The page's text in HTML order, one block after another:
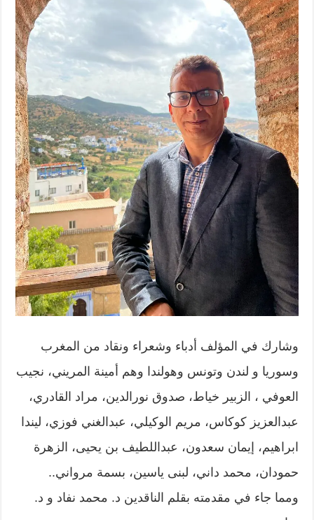
وشارك في المؤلف أدباء وشعراء ونقاد من المغرب
وسوريا و لندن وتونس وهولندا وهم أمينة المريني، نجيب
العوفي ، الزبير خياط، صدوق نورالدين، مراد القادري،
عبدالعزيز كوكاس، مريم الوكيلي، عبدالغني فوزي، ليندا
ابراهيم، إيمان سعدون، عبداللطيف بن يحيى، الزهرة
حمودان، محمد داني، لبنى ياسين، بسمة مرواني..
ومما جاء في مقدمته بقلم الناقدين د. محمد نفاد و د.